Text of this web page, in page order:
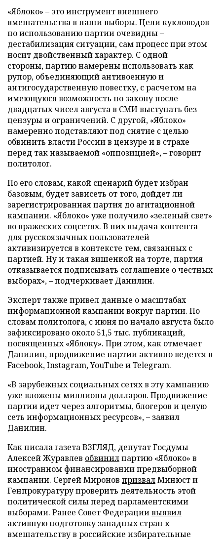
«Яблоко» – это инструмент внешнего
вмешательства в наши выборы. Цели кукловодов
по использованию партии очевидны –
дестабилизация ситуации, сам процесс при этом
носит двойственный характер. С одной
стороны, партию намерены использовать как
рупор, объединяющий антивоенную и
антигосударственную повестку, с расчетом на
имеющуюся возможность по закону после
двадцатых чисел августа в СМИ выступать без
цензуры и ограничений. С другой, «Яблоко»
намеренно подставляют под снятие с целью
обвинить власти России в цензуре и в страхе
перед так называемой «оппозицией», – говорит
политолог.
По его словам, какой сценарий будет избран
базовым, будет зависеть от того, дойдет ли
зарегистрированная партия до агитационной
кампании. «Яблоко» уже получило «зеленый свет»
во вражеских соцсетях. В них выдача контента
для русскоязычных пользователей
активизируется в контексте тем, связанных с
партией. Ну и такая вишенкой на торте, партия
отказывается подписывать соглашение о честных
выборах», – подчеркивает Данилин.
Эксперт также привел данные о масштабах
информационной кампании вокруг партии. По
словам политолога, с июня по начало августа было
зафиксировано около 51,5 тыс. публикаций,
посвященных «Яблоку». При этом, как отмечает
Данилин, продвижение партии активно ведется в
Facebook, Instagram, YouTube и Telegram.
«В зарубежных социальных сетях в эту кампанию
уже вложены миллионы долларов. Продвижение
партии идет через алгоритмы, блогеров и целую
сеть информационных ресурсов», – заявил
Данилин.
Как писала газета ВЗГЛЯД, депутат Госдумы
Алексей Журавлев обвинилпартию «Яблоко» в
иностранном финансировании предвыборной
кампании. Сергей Миронов призвалМинюст и
Генпрокуратуру проверить деятельность этой
политической силы перед парламентскими
выборами. Ранее Совет Федерациивыявил
активную подготовку западных стран к
вмешательству в российские избирательные